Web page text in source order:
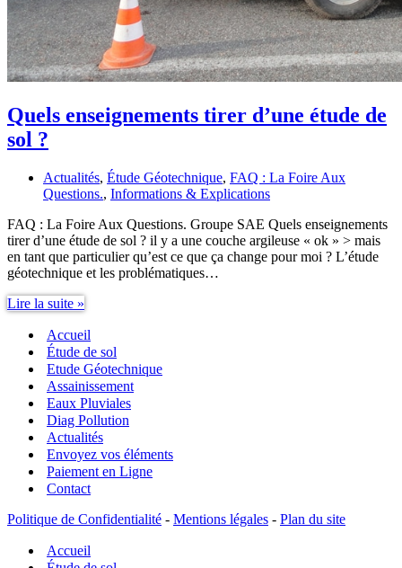
Quels enseignements tirer d’une étude de
sol ?
Actualités, Étude Géotechnique, FAQ : La Foire Aux
Questions., Informations & Explications
FAQ : La Foire Aux Questions. Groupe SAE Quels enseignements
tirer d’une étude de sol ? il y a une couche argileuse « ok » > mais
en tant que particulier qu’est ce que ça change pour moi ? L’étude
géotechnique et les problématiques…
Lire la suite »
tirer
d’une
étude
de
sol
?
Accueil
Étude de sol
Etude Géotechnique
Assainissement
Eaux Pluviales
Diag Pollution
Actualités
Envoyez vos éléments
Paiement en Ligne
Contact
Politique de Confidentialité - Mentions légales - Plan du site
Accueil